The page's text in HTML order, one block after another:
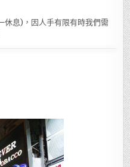
息)，因人手有限有時我們需